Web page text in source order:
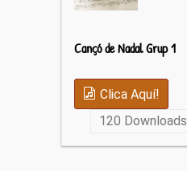
Cançó de Nadal Grup 1
Clica Aquí!
120 Downloads